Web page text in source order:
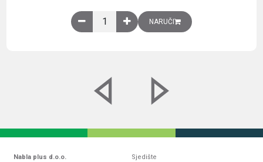
Obična montažna ploča V1000xŠ800mm,
NARUČI
Nabla plus d.o.o.
Sjedište